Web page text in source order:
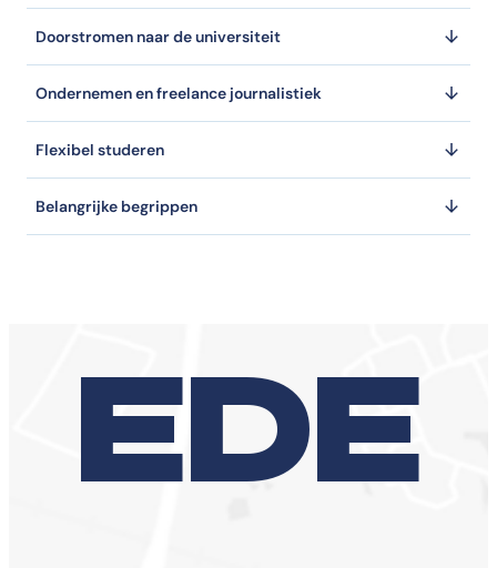
Doorstromen naar de universiteit
Ondernemen en freelance journalistiek
Flexibel studeren
Belangrijke begrippen
EDE